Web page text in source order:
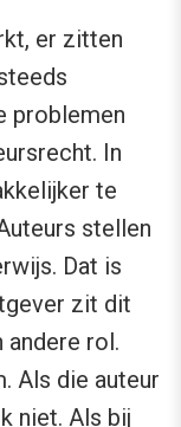
er zitten
problemen
In
te
stellen
Dat is
zit dit
andere rol.
Als die auteur
niet. Als bij